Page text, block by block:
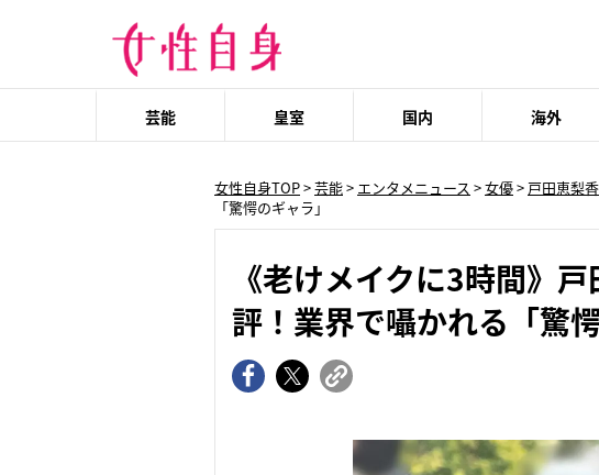
芸能 皇室 国内 海外
女性自身TOP>芸能> エンタメニュース >女優>戸田恵梨香
「驚愕のギャラ」
《老けメイクに3時間》
評！業界で囁かれる「驚愕